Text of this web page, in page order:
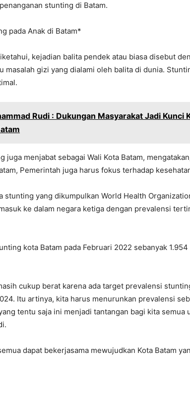
stunting di Batam.
pada Anak di Batam*
kejadian balita pendek atau biasa disebut
masalah gizi yang dialami oleh balita di dunia.
Rudi : Dukungan Masyarakat Jadi Kunci
juga menjabat sebagai Wali Kota Batam,
Pemerintah juga harus fokus terhadap
stunting yang dikumpulkan World Health
ke dalam negara ketiga dengan prevalensi
kota Batam pada Februari 2022 sebanyak
cukup berat karena ada target prevalensi
Itu artinya, kita harus menurunkan prevalensi
tentu saja ini menjadi tantangan bagi kita semua
dapat bekerjasama mewujudkan Kota Batam